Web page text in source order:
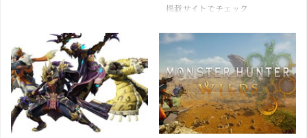
掲載サイトでチェック